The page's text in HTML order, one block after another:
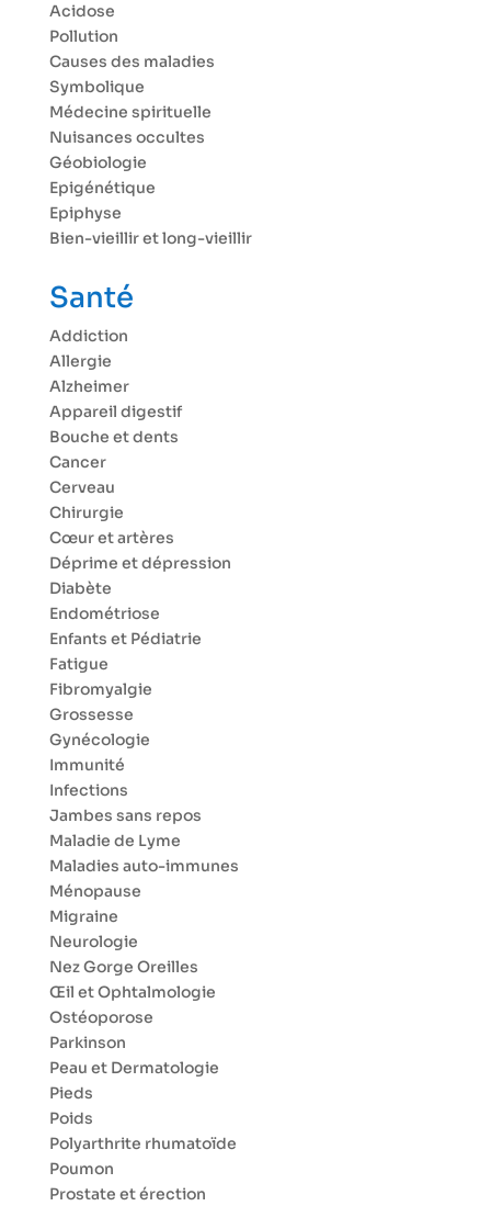
Acidose
Pollution
Causes des maladies
Symbolique
Médecine spirituelle
Nuisances occultes
Géobiologie
Epigénétique
Epiphyse
Bien-vieillir et long-vieillir
Santé
Addiction
Allergie
Alzheimer
Appareil digestif
Bouche et dents
Cancer
Cerveau
Chirurgie
Cœur et artères
Déprime et dépression
Diabète
Endométriose
Enfants et Pédiatrie
Fatigue
Fibromyalgie
Grossesse
Gynécologie
Immunité
Infections
Jambes sans repos
Maladie de Lyme
Maladies auto-immunes
Ménopause
Migraine
Neurologie
Nez Gorge Oreilles
Œil et Ophtalmologie
Ostéoporose
Parkinson
Peau et Dermatologie
Pieds
Poids
Polyarthrite rhumatoïde
Poumon
Prostate et érection